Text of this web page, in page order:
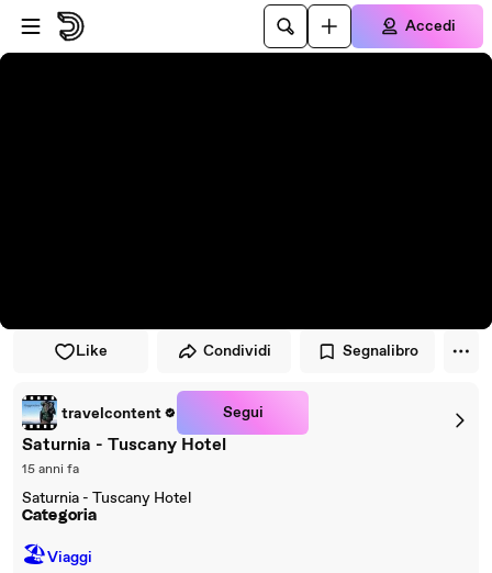
Vai al lettore
Passa al contenuto principale
Accedi
Like Condividi Segnalibro
travelcontent Segui
Saturnia - Tuscany Hotel
15 anni fa
Saturnia - Tuscany Hotel
Categoria
🏖Viaggi